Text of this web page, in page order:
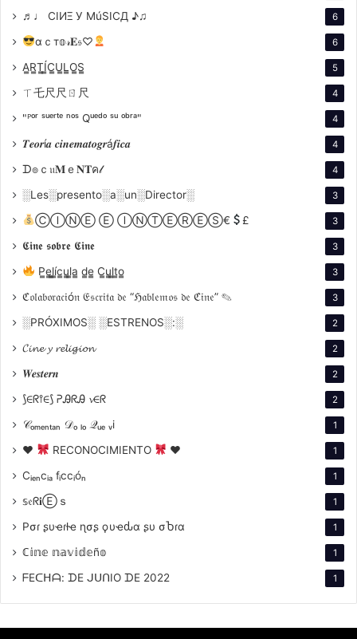
♬♩ CIИΞ У MúSICД ♪♫ 6
αｃт𝕠𝓇𝐄𝔰♡ 6
A̳R̳T̳Í̳C̳U̳L̳O̳S̳ 5
ㄒ乇尺尺ㄖ尺 4
"ᴾᵒʳ ˢᵘᵉʳᵗᵉ ⁿᵒˢ Qᵘᵉᵈᵒ ˢᵘ ᵒᵇʳᵃ" 4
𝑻𝒆𝒐𝒓í𝒂 𝒄𝒊𝒏𝒆𝒎𝒂𝒕𝒐𝒈𝒓á𝒇𝒊𝒄𝒂 4
ᗪ๏ｃ𝔲𝐌ｅ𝐍𝐓ค𝓁 4
░Les░presento░a░un░Director░ 3
ⒸⒾⓃⒺ Ⓔ ⒾⓃⓉⒺⓇⒺⓈ€ £ 3
𝕮𝖎𝖓𝖊 𝖘𝖔𝖇𝖗𝖊 𝕮𝖎𝖓𝖊 3
P̳e̳l̳í̳c̳u̳l̳a̳ d̳e̳ C̳u̳l̳t̳o̳ 3
ℭ𝔬𝔩𝔞𝔟𝔬𝔯𝔞𝔠𝔦ó𝔫 𝔈𝔰𝔠𝔯𝔦𝔱𝔞 𝔡𝔢 “ℌ𝔞𝔟𝔩𝔢𝔪𝔬𝔰 𝔡𝔢 ℭ𝔦𝔫𝔢” ✎ 3
░PRÓXIMOS░ ░ESTRENOS░:░ 2
𝓒𝓲𝓷𝓮 𝔂 𝓻𝓮𝓵𝓲𝓰𝓲𝓸𝓷 2
𝑾𝒆𝒔𝒕𝒆𝒓𝒏 2
⟆∈ᖇ⫯∈⟆ ᕈᎯᖇᎯ 𝓿∈ᖇ 2
𝒞ₒₘₑₙₜₐₙ 𝒟ₒ ₗₒ 𝒬ᵤₑ ᵥi 1
♥ RECONOCIMIENTO ♥ 1
Cᵢₑₙcᵢₐ fᵢccᵢóₙ 1
𝕤𝔢ᖇ𝐢Ⓔｓ 1
Pσɾ ʂυҽɾƚҽ ɳσʂ ϙυҽԃα ʂυ σႦɾα 1
ℂ𝕚𝕟𝕖 𝕟𝕒𝕧𝕚𝕕𝕖ñ𝕠 1
ᖴEᑕᕼᗩ: ᗪE ᒍᑌᑎIO ᗪE 2022 1